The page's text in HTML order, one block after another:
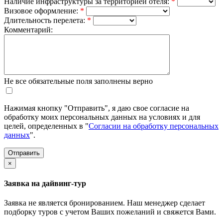
Визовое оформление: *
Длительность перелета: *
Комментарий:
Не все обязательные поля заполнены верно
Нажимая кнопку "Отправить", я даю свое согласие на
обработку моих персональных данных на условиях и для
целей, определенных в "Согласии на обработку персональных
данных".
×
Заявка на дайвинг-тур
Заявка не является бронированием. Наш менеджер сделает
подборку туров с учетом Ваших пожеланий и свяжется Вами.